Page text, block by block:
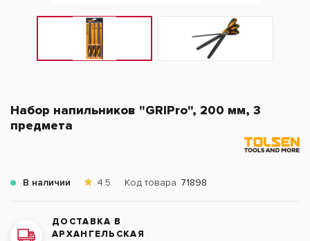
Набор напильников "GRIPro", 200 мм, 3
предмета
В наличии 4.5 Код товара 71898
ДОСТАВКА В
АРХАНГЕЛЬСКАЯ